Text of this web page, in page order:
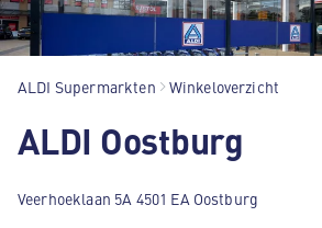
ALDI Supermarkten Winkeloverzicht
ALDI Oostburg
Veerhoeklaan 5A 4501 EA Oostburg